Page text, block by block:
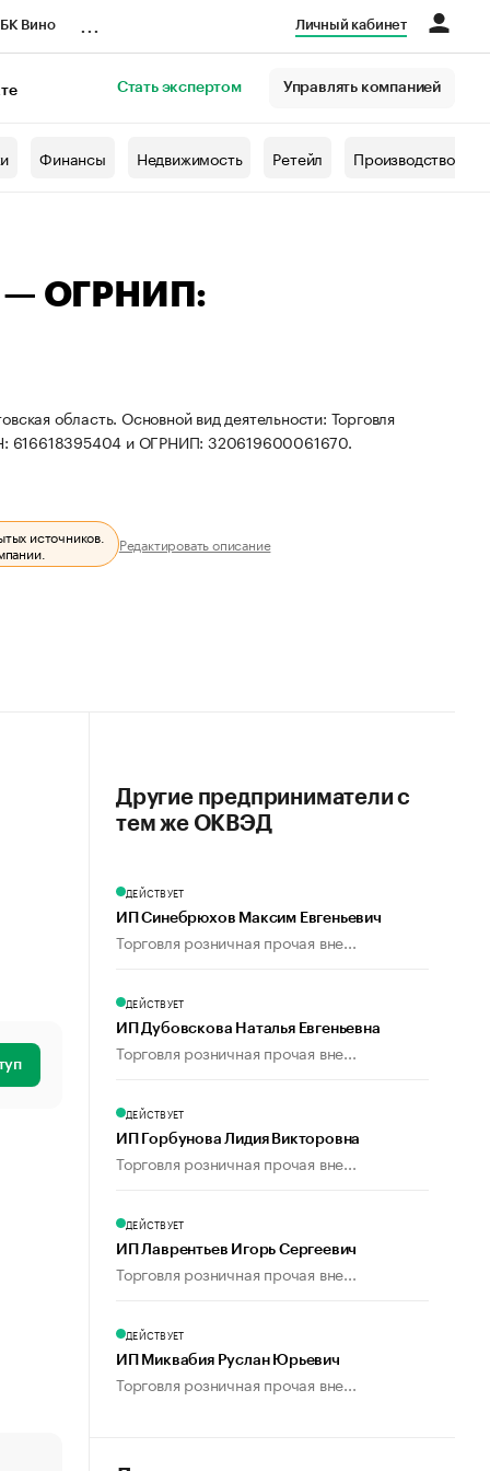
Вино Личный кабинет
Стать экспертом Управлять компанией
Финансы Недвижимость Ретейл Производство
— ОГРНИП:
область. Основной вид деятельности: Торговля
616618395404 и ОГРНИП: 320619600061670.
источников. Редактировать описание
Другие предприниматели с
тем же ОКВЭД
ДЕЙСТВУЕТ
ИП Синебрюхов Максим Евгеньевич
Торговля розничная прочая вне...
ДЕЙСТВУЕТ
ИП Дубовскова Наталья Евгеньевна
Торговля розничная прочая вне...
ДЕЙСТВУЕТ
ИП Горбунова Лидия Викторовна
Торговля розничная прочая вне...
ДЕЙСТВУЕТ
ИП Лаврентьев Игорь Сергеевич
Торговля розничная прочая вне...
ДЕЙСТВУЕТ
ИП Миквабия Руслан Юрьевич
Торговля розничная прочая вне...